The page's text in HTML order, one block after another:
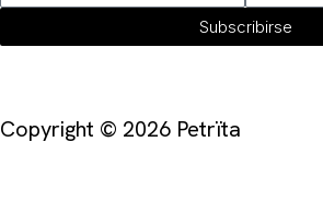
Subscribirse
Copyright © 2026 Petrïta